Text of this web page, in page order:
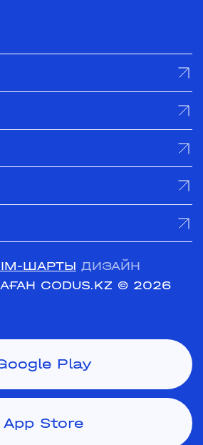
ШАРТЫ ДИЗАЙН
CODUS.KZ © 2026
Play
App Store